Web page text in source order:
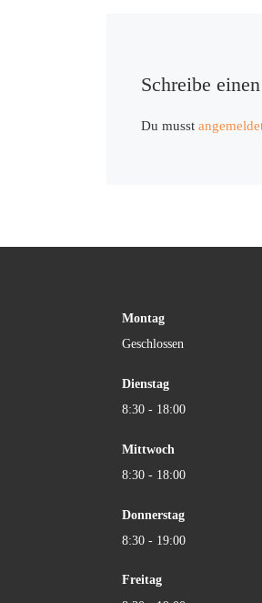
Schreibe
Du musst
Montag
Geschlossen
Dienstag
8:30 - 18:00
Mittwoch
8:30 - 18:00
Donnerstag
8:30 - 19:00
Freitag